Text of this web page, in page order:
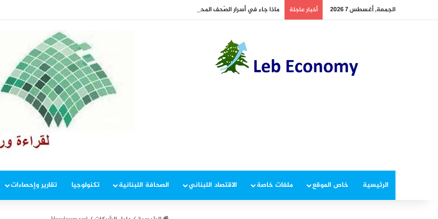
الجمعة, أغسطس 7 2026 أخبار عاجلة ماذا جاء في أسرار الصّحف المحليّة؟
الرئيسية خاص الموقع ملفات خاصة الاقتصاد اللبناني الصحافة اللبنانية تكنولوجيا تقارير وإحصاءات